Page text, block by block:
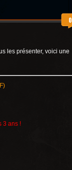
0
les présenter, voici une
3 ans !